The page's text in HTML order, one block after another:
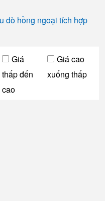
dò hồng ngoại tích hợp
Giá
thấp đến
cao
Giá cao
xuống thấp